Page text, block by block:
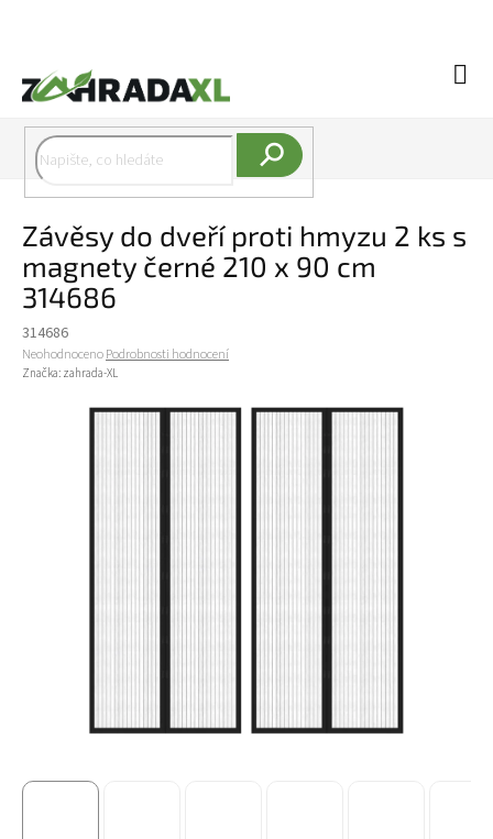
Závěsy do dveří proti hmyzu 2 ks s
magnety černé 210 x 90 cm
314686
314686
Průměrné hodnocení produktu je 0,0 z 5 hvězdiček.
NeohodnocenoPodrobnosti hodnocení
Značka: zahrada-XL